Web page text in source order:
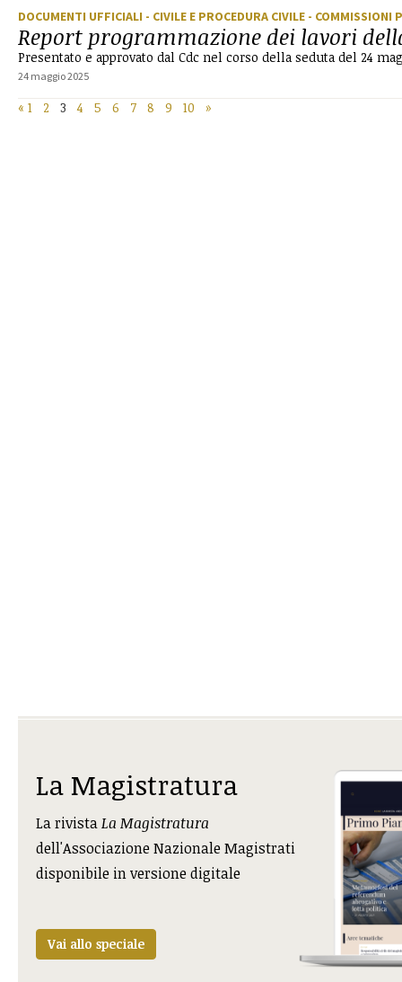
DOCUMENTI UFFICIALI - CIVILE E PROCEDURA CIVILE - COMMISSIONI
Report programmazione dei lavori
Presentato e approvato dal Cdc nel corso della seduta del 24
24 maggio 2025
« 1 2 3 4 5 6 7 8 9 10 »
La Magistratura
La rivistaLa Magistratura
dell'Associazione Nazionale Magistrati
disponibile in versione digitale
Vai allo speciale